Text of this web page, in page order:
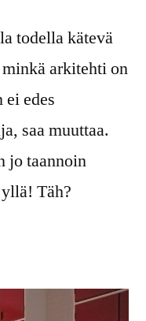
todella kätevä
arkitehti on
edes
saa muuttaa.
jo taannoin
Täh?